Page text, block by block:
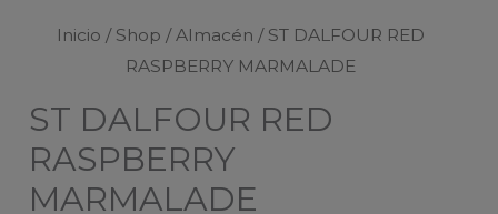
Inicio / Shop /Almacén / ST DALFOUR RED
RASPBERRY MARMALADE
ST DALFOUR RED
RASPBERRY
MARMALADE